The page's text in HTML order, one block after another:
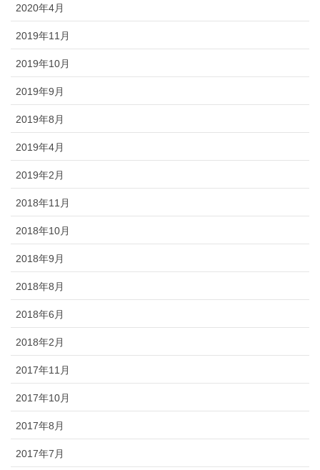
2020年4月
2019年11月
2019年10月
2019年9月
2019年8月
2019年4月
2019年2月
2018年11月
2018年10月
2018年9月
2018年8月
2018年6月
2018年2月
2017年11月
2017年10月
2017年8月
2017年7月